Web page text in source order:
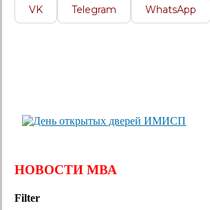
VK Telegram WhatsApp
НОВОСТИ МВА
Filter